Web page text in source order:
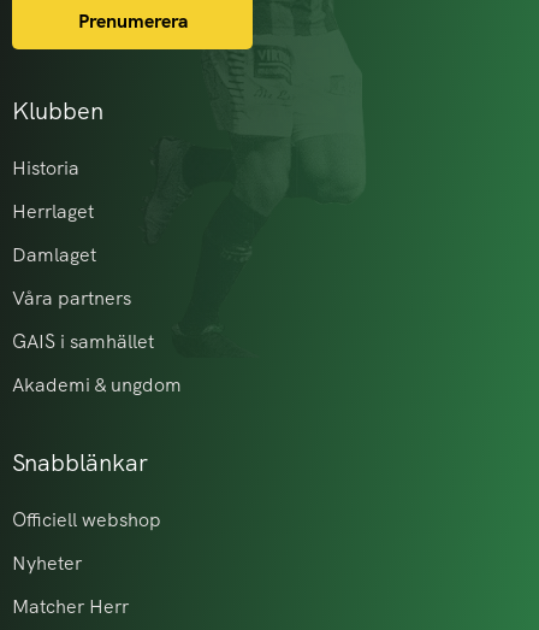
Klubben
Historia
Herrlaget
Damlaget
Våra partners
GAIS i samhället
Akademi & ungdom
Snabblänkar
Officiell webshop
Nyheter
Matcher Herr
Prenumerera